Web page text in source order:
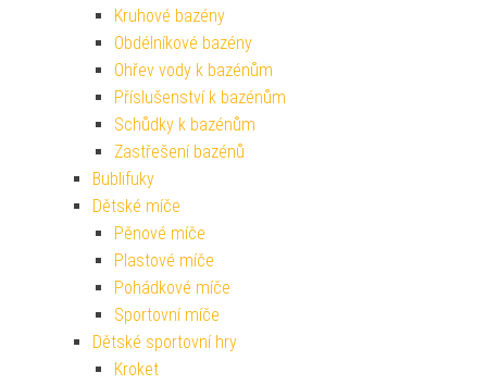
Kruhové bazény
Obdélníkové bazény
Ohřev vody k bazénům
Příslušenství k bazénům
Schůdky k bazénům
Zastřešení bazénů
Bublifuky
Dětské míče
Pěnové míče
Plastové míče
Pohádkové míče
Sportovní míče
Dětské sportovní hry
Kroket